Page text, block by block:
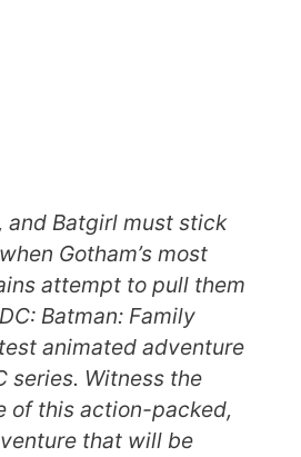
and Batgirl must stick
Gotham’s most
attempt to pull them
Batman: Family
animated adventure
series. Witness the
of this action-packed,
that will be